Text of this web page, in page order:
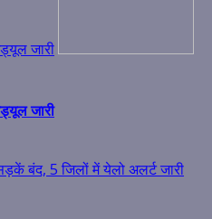
जारी
जारी
बंद, 5 जिलों में येलो अलर्ट जारी